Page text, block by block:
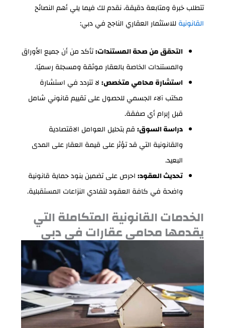
تتطلب خبرة ومتابعة دقيقة، نقدم لك فيما يلي أهم النصائح
القانونية للاستثمار العقاري الناجح في دبي:
التحقق من صحة المستندات:تأكد من أن جميع الأوراق
والمستندات الخاصة بالعقار موثقة ومسجلة رسميًا.
استشارة محامي متخصص:لا تتردد في استشارة
مكتب آلاء الجسمي للحصول على تقييم قانوني شامل
قبل إبرام أي صفقة.
دراسة السوق:قم بتحليل العوامل الاقتصادية
والقانونية التي قد تؤثر على قيمة العقار على المدى
البعيد.
تحديث العقود:احرص على تضمين بنود حماية قانونية
واضحة في كافة العقود لتفادي النزاعات المستقبلية.
الخدمات القانونية المتكاملة التي
يقدمها محامي عقارات في دبي